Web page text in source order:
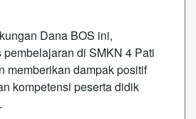
Dana BOS ini,
di SMKN 4 Pati
memberikan dampak positif
kompetensi peserta didik